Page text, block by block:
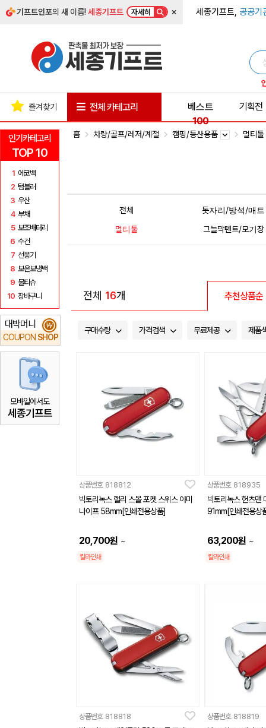
기프트인포의 새 이름!세종기프트 자세히 × 세종기프트, 공공기
인기카테고리
TOP 10
1 에코백
2 텀블러
3 우산
4 부채
5 보조배터리
6 수건
7 선풍기
8 보온보냉백
9 물티슈
10 장바구니
대박머니
COUPON SHOP
₩
모바일에서도
세종기프트
즐겨찾기 전체 카테고리
베스트
100
기획전
홈 차량/골프/레저/계절 캠핑/등산용품 멀티툴
전체
돗자리/방석/매트
멀티툴
그늘막텐트/모기장
전체 16개 추천상품순
구매수량 가격검색 무료제공 제품
상품번호 818812
빅토리녹스 랠리 스몰 포켓 스위스 아미
나이프 58mm[인쇄전용상품]
20,700원 ~
칼라인쇄
상품번호 818935
빅토리녹스 헌츠맨
91mm[인쇄전용상
63,200원 ~
칼라인쇄
상품번호 818818 상품번호 818819